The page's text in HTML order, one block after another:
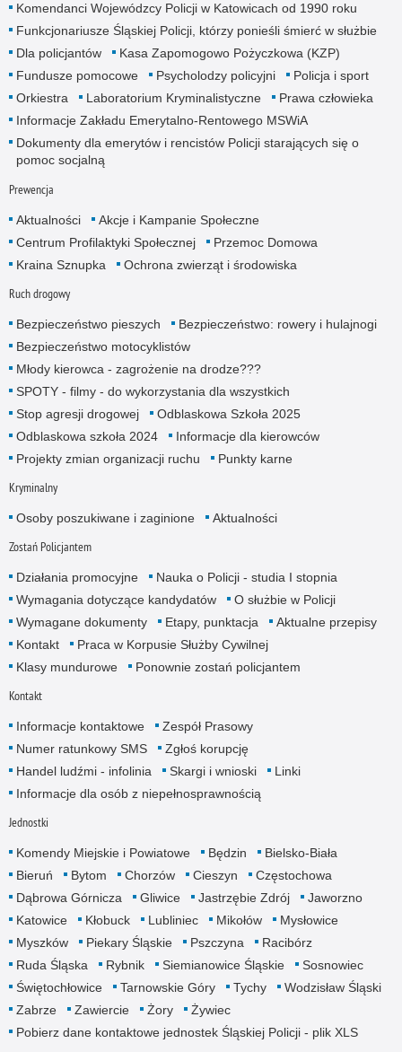
Komendanci Wojewódzcy Policji w Katowicach od 1990 roku
Funkcjonariusze Śląskiej Policji, którzy ponieśli śmierć w służbie
Dla policjantów
Kasa Zapomogowo Pożyczkowa (KZP)
Fundusze pomocowe
Psycholodzy policyjni
Policja i sport
Orkiestra
Laboratorium Kryminalistyczne
Prawa człowieka
Informacje Zakładu Emerytalno-Rentowego MSWiA
Dokumenty dla emerytów i rencistów Policji starających się o
pomoc socjalną
Prewencja
Aktualności
Akcje i Kampanie Społeczne
Centrum Profilaktyki Społecznej
Przemoc Domowa
Kraina Sznupka
Ochrona zwierząt i środowiska
Ruch drogowy
Bezpieczeństwo pieszych
Bezpieczeństwo: rowery i hulajnogi
Bezpieczeństwo motocyklistów
Młody kierowca - zagrożenie na drodze???
SPOTY - filmy - do wykorzystania dla wszystkich
Stop agresji drogowej
Odblaskowa Szkoła 2025
Odblaskowa szkoła 2024
Informacje dla kierowców
Projekty zmian organizacji ruchu
Punkty karne
Kryminalny
Osoby poszukiwane i zaginione Aktualności
Zostań Policjantem
Działania promocyjne
Nauka o Policji - studia I stopnia
Wymagania dotyczące kandydatów
O służbie w Policji
Wymagane dokumenty
Etapy, punktacja
Aktualne przepisy
Kontakt
Praca w Korpusie Służby Cywilnej
Klasy mundurowe
Ponownie zostań policjantem
Kontakt
Informacje kontaktowe
Zespół Prasowy
Numer ratunkowy SMS
Zgłoś korupcję
Handel ludźmi - infolinia
Skargi i wnioski
Linki
Informacje dla osób z niepełnosprawnością
Jednostki
Komendy Miejskie i Powiatowe Będzin
Bielsko-Biała
Bieruń
Bytom Chorzów Cieszyn
Częstochowa
Dąbrowa Górnicza
Gliwice Jastrzębie Zdrój
Jaworzno
Katowice
Kłobuck Lubliniec Mikołów
Mysłowice
Myszków
Piekary Śląskie Pszczyna
Racibórz
Ruda Śląska
Rybnik Siemianowice Śląskie
Sosnowiec
Świętochłowice
Tarnowskie Góry Tychy
Wodzisław Śląski
Zabrze
Zawiercie Żory
Żywiec
Pobierz dane kontaktowe jednostek Śląskiej Policji - plik XLS